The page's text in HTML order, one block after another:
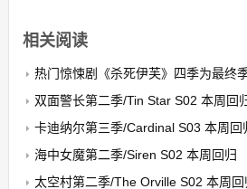
相关阅读
热门惊悚剧《杀死伊芙》四季为最终
双面警长第二季/Tin Star S02 本周回
卡迪纳尔第三季/Cardinal S03 本周回
海中女魔第二季/Siren S02 本周回归
太空村第二季/The Orville S02 本周回